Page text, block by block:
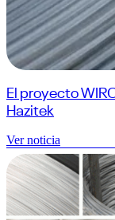
El proyecto
Hazitek
Ver noticia